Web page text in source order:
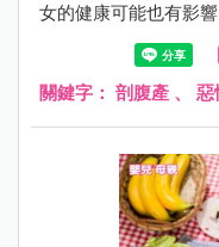
女的健康可能也有影
喘、肥胖、結締組織
甚至免疫缺乏症的罹
關鍵字： 剖腹產 、 惡